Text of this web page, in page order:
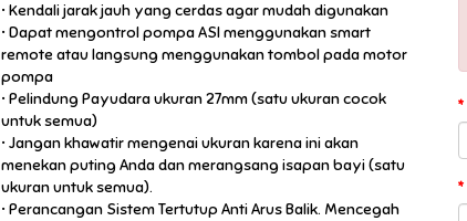
• Kendali jarak jauh yang cerdas agar mudah digunakan
• Dapat mengontrol pompa ASI menggunakan smart
remote atau langsung menggunakan tombol pada motor
pompa
• Pelindung Payudara ukuran 27mm (satu ukuran cocok
untuk semua)
• Jangan khawatir mengenai ukuran karena ini akan
menekan puting Anda dan merangsang isapan bayi (satu
ukuran untuk semua).
• Perancangan Sistem Tertutup Anti Arus Balik. Mencegah